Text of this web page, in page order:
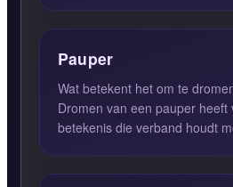
Pauper
Wat betekent het om te
Dromen van een pauper heeft
betekenis die verband houdt